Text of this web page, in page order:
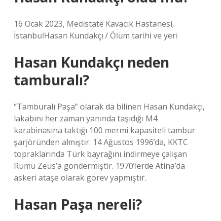
16 Ocak 2023, Medistate Kavacık Hastanesi,
İstanbulHasan Kundakçı / Ölüm tarihi ve yeri
Hasan Kundakçı neden
tamburalı?
“Tamburalı Paşa” olarak da bilinen Hasan Kundakçı,
lakabını her zaman yanında taşıdığı M4
karabinasına taktığı 100 mermi kapasiteli tambur
şarjöründen almıştır. 14 Ağustos 1996’da, KKTC
topraklarında Türk bayrağını indirmeye çalışan
Rumu Zeus’a göndermiştir. 1970’lerde Atina’da
askeri ataşe olarak görev yapmıştır.
Hasan Paşa nereli?